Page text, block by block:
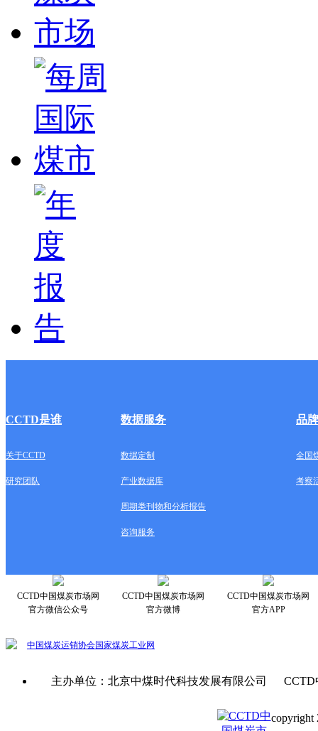
CCTD是谁 数据服务 品
关于CCTD 数据定制 全国
研究团队 产业数据库 考察
周期类刊物和分析报告
咨询服务
CCTD中国煤炭市场网
官方微信公众号
CCTD中国煤炭市场网
官方微博
CCTD中国煤炭市场网
官方APP
中国煤炭运销协会国家煤炭工业网
主办单位：北京中煤时代科技发展有限公司
copyright